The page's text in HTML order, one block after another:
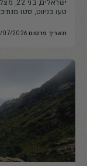
טעו בניווט, סטו
יכולת לטפס בחזרה.
תאריך פרסום 07/2026